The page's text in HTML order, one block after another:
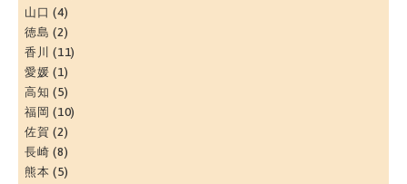
山口 (4)
徳島 (2)
香川 (11)
愛媛 (1)
高知 (5)
福岡 (10)
佐賀 (2)
長崎 (8)
熊本 (5)